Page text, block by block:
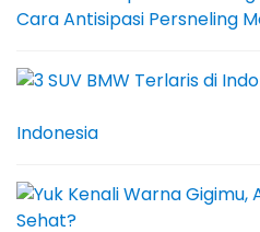
Cara Antisipasi Persneling
Indonesia